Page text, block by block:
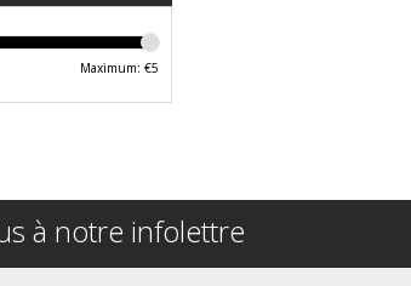
Maximum: €5
à notre infolettre